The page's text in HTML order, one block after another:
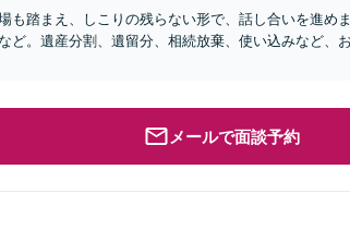
も踏まえ、しこりの残らない形で、話し合いを進め
ど。遺産分割、遺留分、相続放棄、使い込みなど、
メールで面談予約